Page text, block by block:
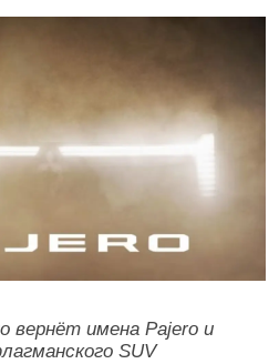
вернёт имена Pajero и
SUV